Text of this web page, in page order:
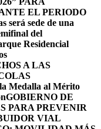
EL PERIODO
será sede de una
del
Residencial
A LAS
Medalla al Mérito
GOBIERNO DE
PARA PREVENIR
VIAL